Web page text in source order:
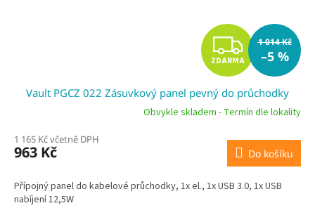
Z
D
A
R
M
A
ZDARMA
1 014 Kč
–5 %
Vault PGCZ 022 Zásuvkový panel pevný do průchodky
Obvykle skladem - Termín dle lokality
1 165 Kč včetně DPH
963 Kč Do košíku
Přípojný panel do kabelové průchodky, 1x el., 1x USB 3.0, 1x USB
nabíjení 12,5W